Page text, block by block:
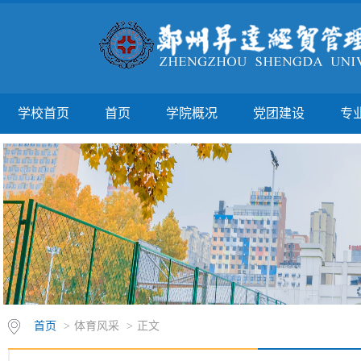
学校首页 首页 学院概况 党团建设 专
首页 > 体育风采 > 正文